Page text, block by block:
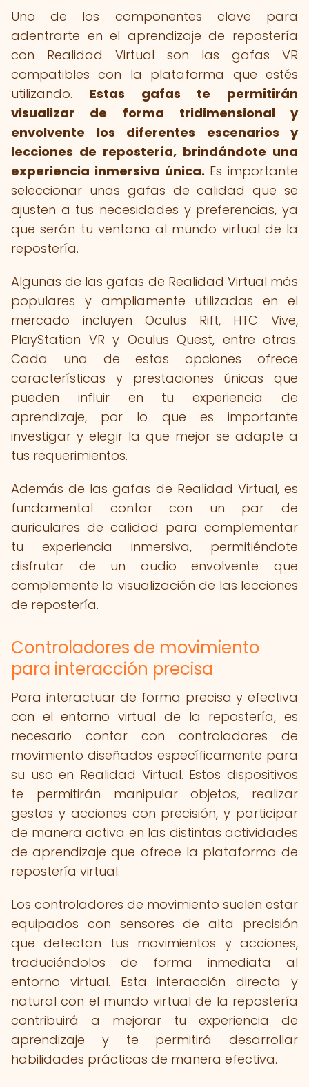
Uno de los componentes clave para
adentrarte en el aprendizaje de repostería
con Realidad Virtual son las gafas VR
compatibles con la plataforma que estés
utilizando. Estas gafas te permitirán
visualizar de forma tridimensional y
envolvente los diferentes escenarios y
lecciones de repostería, brindándote una
experiencia inmersiva única. Es importante
seleccionar unas gafas de calidad que se
ajusten a tus necesidades y preferencias, ya
que serán tu ventana al mundo virtual de la
repostería.
Algunas de las gafas de Realidad Virtual más
populares y ampliamente utilizadas en el
mercado incluyen Oculus Rift, HTC Vive,
PlayStation VR y Oculus Quest, entre otras.
Cada una de estas opciones ofrece
características y prestaciones únicas que
pueden influir en tu experiencia de
aprendizaje, por lo que es importante
investigar y elegir la que mejor se adapte a
tus requerimientos.
Además de las gafas de Realidad Virtual, es
fundamental contar con un par de
auriculares de calidad para complementar
tu experiencia inmersiva, permitiéndote
disfrutar de un audio envolvente que
complemente la visualización de las lecciones
de repostería.
Controladores de movimiento
para interacción precisa
Para interactuar de forma precisa y efectiva
con el entorno virtual de la repostería, es
necesario contar con controladores de
movimiento diseñados específicamente para
su uso en Realidad Virtual. Estos dispositivos
te permitirán manipular objetos, realizar
gestos y acciones con precisión, y participar
de manera activa en las distintas actividades
de aprendizaje que ofrece la plataforma de
repostería virtual.
Los controladores de movimiento suelen estar
equipados con sensores de alta precisión
que detectan tus movimientos y acciones,
traduciéndolos de forma inmediata al
entorno virtual. Esta interacción directa y
natural con el mundo virtual de la repostería
contribuirá a mejorar tu experiencia de
aprendizaje y te permitirá desarrollar
habilidades prácticas de manera efectiva.